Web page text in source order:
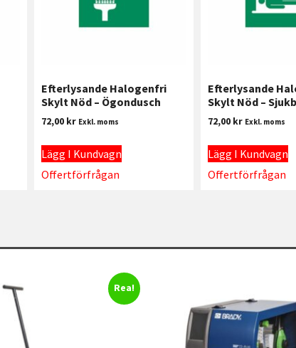
Efterlysande Halogenfri
Skylt Nöd – Ögondusch
72,00 kr Exkl. moms
Lägg I Kundvagn
Offertförfrågan
Efterlysande
Skylt Nöd –
72,00 kr Exkl. moms
Lägg I Kundvagn
Offertförfrågan
Rea!